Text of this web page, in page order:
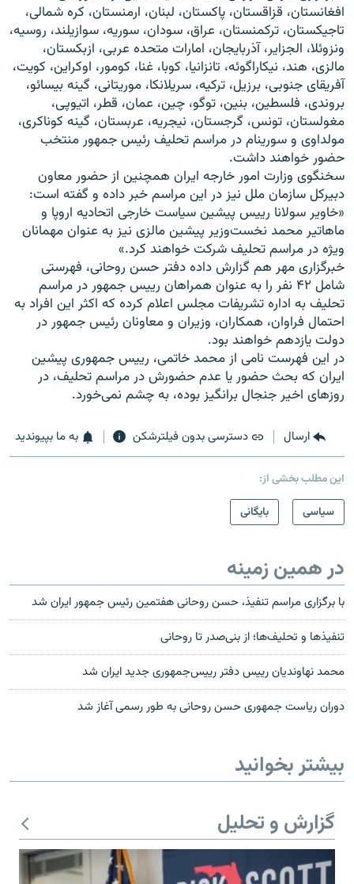
افغانستان، قزاقستان، پاکستان، لبنان، ارمنستان، کره شمالی،
تاجيکستان، ترکمنستان، عراق، سودان، سوريه، سوازيلند، روسيه،
ونزوئلا، الجزاير، آذربايجان، امارات متحده عربی، ازبکستان،
مالزی، هند، نيکاراگوئه، تانزانيا، کوبا، غنا، کومور، اوکراين، کويت،
آفريقای جنوبی، برزيل، ترکيه، سريلانکا، موريتانی، گينه بيسائو،
بروندی، فلسطين، بنين، توگو، چين، عمان، قطر، اتيوپی،
مغولستان، تونس، گرجستان، نيجريه، عربستان، گينه کوناکری،
مولداوی و سورينام در مراسم تحليف رئيس جمهور منتخب
حضور خواهند داشت.
سخنگوی وزارت امور خارجه ایران همچنين از حضور معاون
دبيرکل سازمان ملل نيز در اين مراسم خبر داده و گفته است:
«خاوير سولانا ریيس پيشين سياست خارجی اتحاديه اروپا و
ماهاتير محمد نخست‌وزير پيشين مالزی نيز به عنوان مهمانان
ويژه در مراسم تحليف شرکت خواهند کرد.»
خبرگزاری مهر هم گزارش داده دفتر حسن روحانی، فهرستی
شامل ۴۲ نفر را به عنوان همراهان ریيس جمهور در مراسم
تحليف به اداره تشريفات مجلس اعلام کرده که اکثر اين افراد به
احتمال فراوان، همکاران، وزيران و معاونان رئيس جمهور در
دولت يازدهم خواهند بود.
در اين فهرست نامی از محمد خاتمی، ریيس جمهوری پيشين
ايران که بحث حضور يا عدم حضورش در مراسم تحليف، در
روزهای اخير جنجال‌ برانگيز بوده، به چشم نمی‌خورد.
ارسال دسترسی بدون فیلترشکن به ما بپیوندید
این مطلب بخشی از:
سیاسی
بایگانی
در همین زمینه
با برگزاری مراسم تنفیذ، حسن روحانی هفتمین رئیس جمهور ایران شد
تنفیذها و تحلیف‌ها؛ از بنی‌صدر تا روحانی
محمد نهاوندیان رییس دفتر رییس‌جمهوری جدید ایران شد
دوران رياست جمهوری حسن روحانی به طور رسمی آغاز شد
بیشتر بخوانید
گزارش و تحلیل